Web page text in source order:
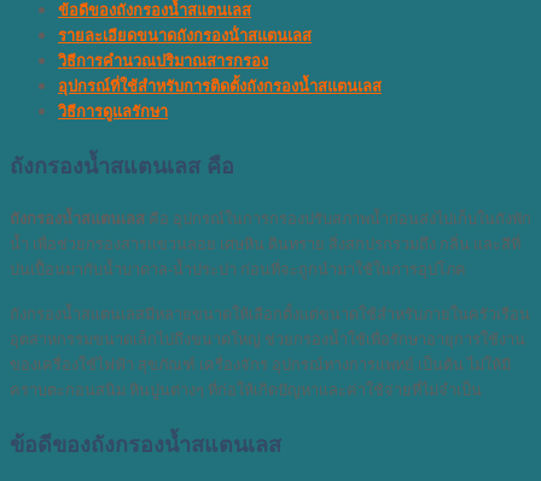
ข้อดีของถังกรองน้ำสแตนเลส
รายละเอียดขนาดถังกรองน้ําสแตนเลส
วิธีการคำนวณปริมาณสารกรอง
อุปกรณ์ที่ใช้สำหรับการติดตั้งถังกรองน้ำสแตนเลส
วิธีการดูแลรักษา
ถังกรองน้ำสแตนเลส คือ
ถังกรองน้ำสแตนเลส คือ อุปกรณ์ในการกรองปรับสภาพน้ำก่อนส่งไปเก็บในถังพัก
น้ำ เพื่อช่วยกรองสารแขวนลอย เศษหิน ดินทราย สิ่งสกปรกรวมถึง กลิ่น และสีที่
ปนเปื้อนมากับน้ำบาดาล-น้ำประปา ก่อนที่จะถูกนำมาใช้ในการอุปโภค
ถังกรองน้ำสแตนเลสมีหลายขนาดให้เลือกตั้งแต่ขนาดใช้สำหรับภายในครัวเรือน
อุตสาหกรรมขนาดเล็กไปถึงขนาดใหญ่ ช่วยกรองน้ำใช้เพื่อรักษาอายุการใช้งาน
ของเครื่องใช้ไฟฟ้า สุขภัณฑ์ เครื่องจักร อุปกรณ์ทางการแพทย์ เป็นต้น ไม่ให้มี
คราบตะกอนสนิม หินปูนต่างๆ ที่ก่อให้เกิดปัญหาและค่าใช้จ่ายที่ไม่จำเป็น
ข้อดีของถังกรองน้ำสแตนเลส